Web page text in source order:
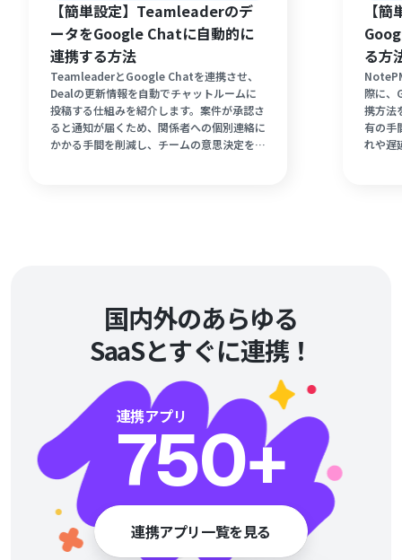
【簡単設定】Teamleaderのデ
ータをGoogle Chatに自動的に
連携する方法
TeamleaderとGoogle Chatを連携させ、
Dealの更新情報を自動でチャットルームに
投稿する仕組みを紹介します。案件が承認さ
ると通知が届くため、関係者への個別連絡に
かかる手間を削減し、チームの意思決定を加
【
る方
際に、
携方法
有の手
れや遅
国内外のあらゆる
SaaSとすぐに連携！
連携アプリ
750+
連携アプリ一覧を見る